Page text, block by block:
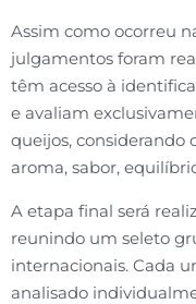
Assim como ocorreu
julgamentos foram
têm acesso à
e avaliam
queijos, considerando
aroma, sabor,
A etapa final será
reunindo um seleto
internacionais. Cada
analisado